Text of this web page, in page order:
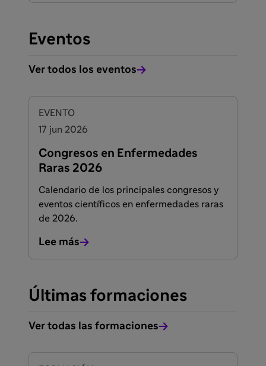
Eventos
Ver todos los eventos
EVENTO
17 jun 2026
Congresos en Enfermedades
Raras 2026
Calendario de los principales congresos y
eventos científicos en enfermedades raras
de 2026.
Lee más
Últimas formaciones
Ver todas las formaciones